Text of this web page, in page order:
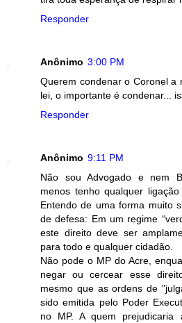
Responder
Anônimo 3:00 PM
Querem condenar o Coronel a
lei, o importante é condenar...
Responder
Anônimo 9:11 PM
Não sou Advogado e nem
menos tenho qualquer
Entendo de uma forma muito
de defesa: Em um regime
este direito deve ser
para todo e qualquer cidadão.
Não pode o MP do Acre,
negar ou cercear esse
mesmo que as ordens de
sido emitida pelo Poder
no MP. A quem